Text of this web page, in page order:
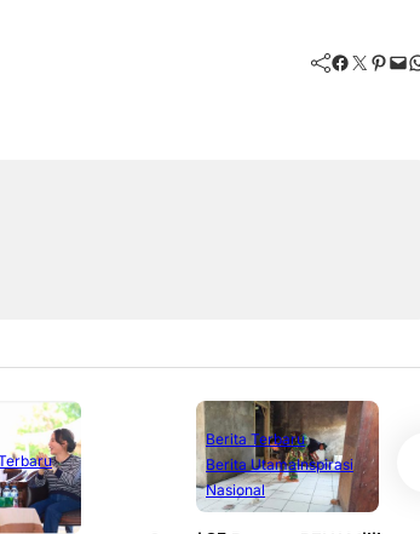
Facebook Twitter Pinterest Mail WhatsApp
Berita Terbaru
Berita UtamaInspirasi
Nasional